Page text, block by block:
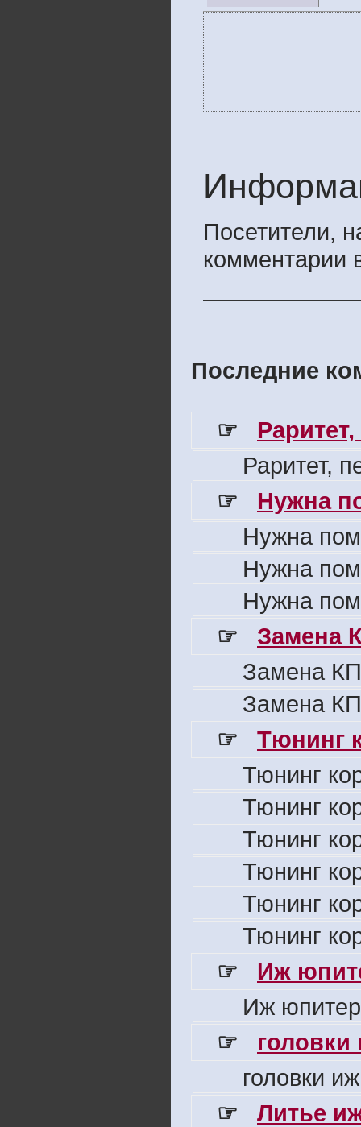
Посетители,
комментарии
Последние
☞
Раритет,
☞
Нужна
Нужна
Нужна
Нужна
☞
Замена
Замена
Замена
☞
Тюнинг
Тюнинг
Тюнинг
Тюнинг
Тюнинг
Тюнинг
Тюнинг
☞
Иж
Иж
☞
головки
☞
Литье